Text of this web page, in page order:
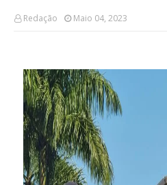
Redação Maio 04, 2023